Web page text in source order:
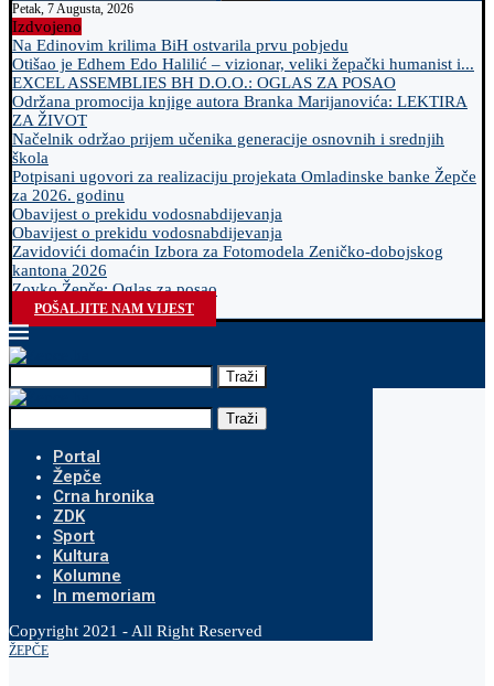
Petak, 7 Augusta, 2026
Izdvojeno
Na Edinovim krilima BiH ostvarila prvu pobjedu
Otišao je Edhem Edo Halilić – vizionar, veliki žepački humanist i...
EXCEL ASSEMBLIES BH D.O.O.: OGLAS ZA POSAO
Održana promocija knjige autora Branka Marijanovića: LEKTIRA
ZA ŽIVOT
Načelnik održao prijem učenika generacije osnovnih i srednjih
škola
Potpisani ugovori za realizaciju projekata Omladinske banke Žepče
za 2026. godinu
Obavijest o prekidu vodosnabdijevanja
Obavijest o prekidu vodosnabdijevanja
Zavidovići domaćin Izbora za Fotomodela Zeničko-dobojskog
kantona 2026
Zovko Žepče: Oglas za posao
POŠALJITE NAM VIJEST
Traži
Traži
Portal
Žepče
Crna hronika
ZDK
Sport
Kultura
Kolumne
In memoriam
Copyright 2021 - All Right Reserved
ŽEPČE